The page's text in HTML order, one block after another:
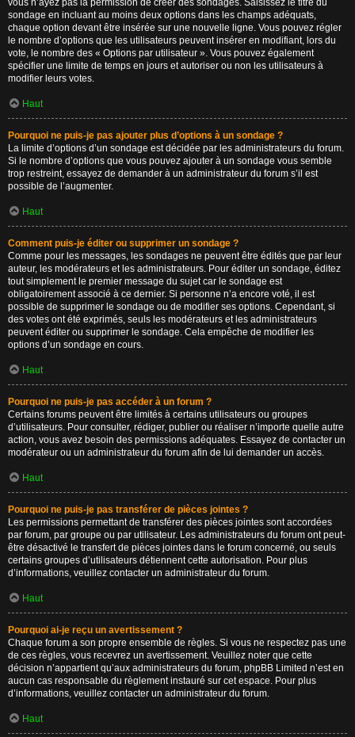
vous n’ayez pas la permission de créer des sondages. Saisissez le titre du
sondage en incluant au moins deux options dans les champs adéquats,
chaque option devant être insérée sur une nouvelle ligne. Vous pouvez régler
le nombre d’options que les utilisateurs peuvent insérer en modifiant, lors du
vote, le nombre des « Options par utilisateur ». Vous pouvez également
spécifier une limite de temps en jours et autoriser ou non les utilisateurs à
modifier leurs votes.
Haut
Pourquoi ne puis-je pas ajouter plus d’options à un sondage ?
La limite d’options d’un sondage est décidée par les administrateurs du forum.
Si le nombre d’options que vous pouvez ajouter à un sondage vous semble
trop restreint, essayez de demander à un administrateur du forum s’il est
possible de l’augmenter.
Haut
Comment puis-je éditer ou supprimer un sondage ?
Comme pour les messages, les sondages ne peuvent être édités que par leur
auteur, les modérateurs et les administrateurs. Pour éditer un sondage, éditez
tout simplement le premier message du sujet car le sondage est
obligatoirement associé à ce dernier. Si personne n’a encore voté, il est
possible de supprimer le sondage ou de modifier ses options. Cependant, si
des votes ont été exprimés, seuls les modérateurs et les administrateurs
peuvent éditer ou supprimer le sondage. Cela empêche de modifier les
options d’un sondage en cours.
Haut
Pourquoi ne puis-je pas accéder à un forum ?
Certains forums peuvent être limités à certains utilisateurs ou groupes
d’utilisateurs. Pour consulter, rédiger, publier ou réaliser n’importe quelle autre
action, vous avez besoin des permissions adéquates. Essayez de contacter un
modérateur ou un administrateur du forum afin de lui demander un accès.
Haut
Pourquoi ne puis-je pas transférer de pièces jointes ?
Les permissions permettant de transférer des pièces jointes sont accordées
par forum, par groupe ou par utilisateur. Les administrateurs du forum ont peut-
être désactivé le transfert de pièces jointes dans le forum concerné, ou seuls
certains groupes d’utilisateurs détiennent cette autorisation. Pour plus
d’informations, veuillez contacter un administrateur du forum.
Haut
Pourquoi ai-je reçu un avertissement ?
Chaque forum a son propre ensemble de règles. Si vous ne respectez pas une
de ces règles, vous recevrez un avertissement. Veuillez noter que cette
décision n’appartient qu’aux administrateurs du forum, phpBB Limited n’est en
aucun cas responsable du règlement instauré sur cet espace. Pour plus
d’informations, veuillez contacter un administrateur du forum.
Haut